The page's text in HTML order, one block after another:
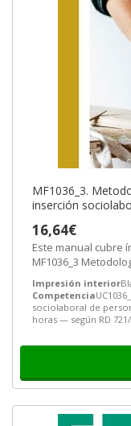
MF1036_3.
inserción
16,64€
Este manual cubre
MF1036_3
Impresión interior
Competencia
sociolaboral de
horas — según RD 721/